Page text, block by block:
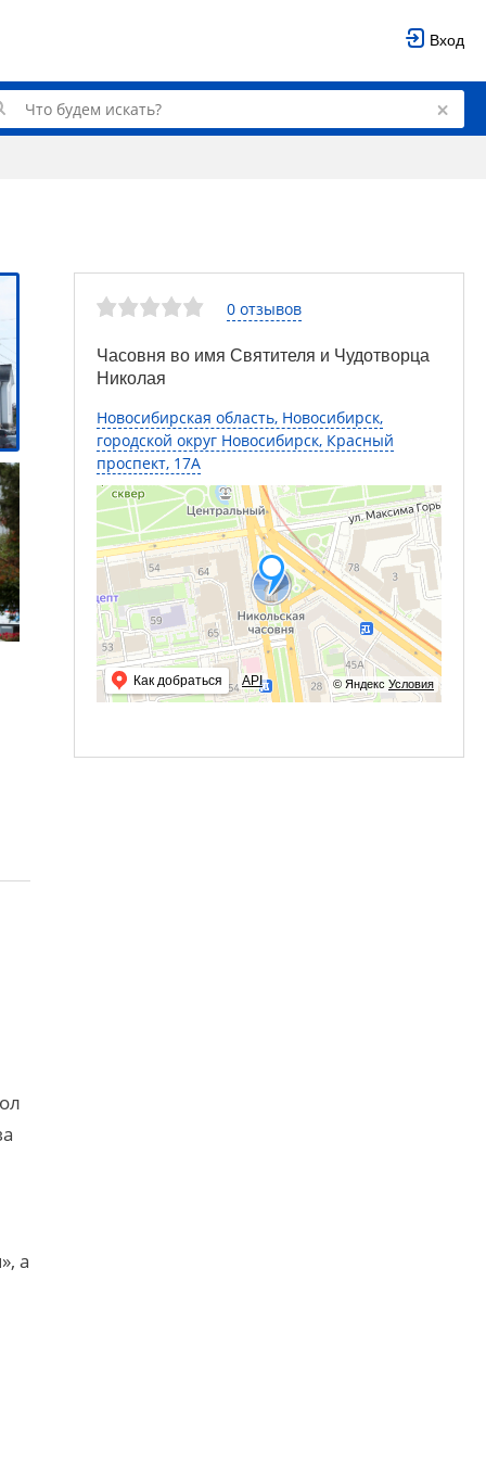
Вход
0 отзывов
Часовня во имя Святителя и Чудотворца
Николая
Новосибирская область, Новосибирск,
городской округ Новосибирск, Красный
проспект, 17А
© Яндекс Условия
Как добраться API
а